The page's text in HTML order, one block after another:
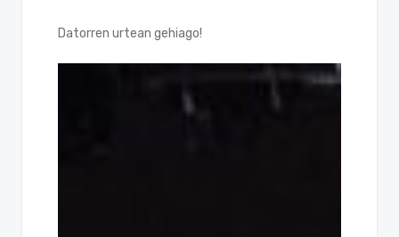
Datorren urtean gehiago!